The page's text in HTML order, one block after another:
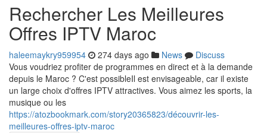
Rechercher Les Meilleures
Offres IPTV Maroc
haleemaykry959954 274 days ago News
Discuss
Vous voudriez profiter de programmes en direct et à la demande
depuis le Maroc ? C'est possibleIl est envisageable, car il existe
un large choix d'offres IPTV attractives. Vous aimez les sports, la
musique ou les
https://atozbookmark.com/story20365823/découvrir-les-
meilleures-offres-iptv-maroc